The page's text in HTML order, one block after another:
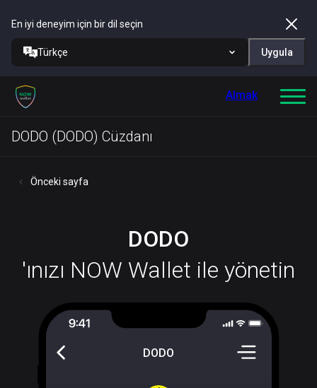
En iyi deneyim için bir dil seçin
Türkçe Uygula
Almak
DODO (DODO) Cüzdanı
Önceki sayfa
DODO
'ınızı NOW Wallet ile yönetin
DODO